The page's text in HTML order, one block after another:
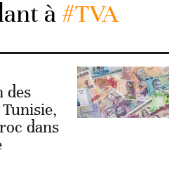
à#TVA
des
dans